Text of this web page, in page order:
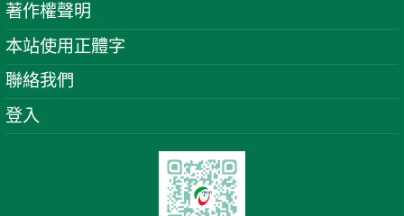
著作權聲明
本站使用正體字
聯絡我們
登入